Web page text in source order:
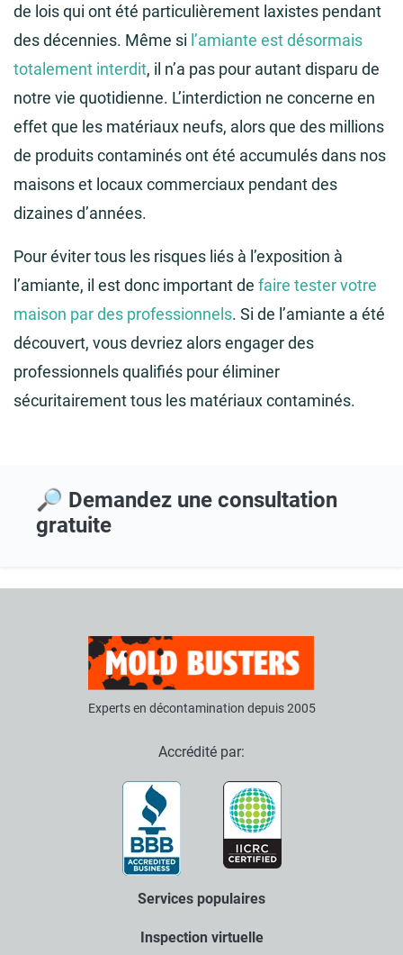
de lois qui ont été particulièrement laxistes pendant
des décennies. Même si l’amiante est désormais
totalement interdit, il n’a pas pour autant disparu de
notre vie quotidienne. L’interdiction ne concerne en
effet que les matériaux neufs, alors que des millions
de produits contaminés ont été accumulés dans nos
maisons et locaux commerciaux pendant des
dizaines d’années.
Pour éviter tous les risques liés à l’exposition à
l’amiante, il est donc important de faire tester votre
maison par des professionnels. Si de l’amiante a été
découvert, vous devriez alors engager des
professionnels qualifiés pour éliminer
sécuritairement tous les matériaux contaminés.
🔎 Demandez une consultation
gratuite
Experts en décontamination depuis 2005
Accrédité par:
Services populaires
Inspection virtuelle